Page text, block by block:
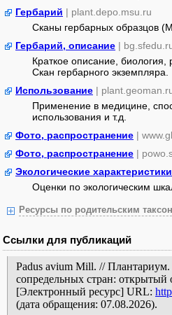
Гербарий | plant.depo.msu.ru
Сканы гербарных образцов
Гербарий, описание |
Краткое описание,
Скан гербарного экземпляра.
Использование |
Применение в медицине,
использования и т.д.
Фото, распространение |
Фото, распространение |
Экологические характеристики
Оценки по экологическим
Ресурсы по родительским
Ссылки для публикаций
Padus avium Mill. //
сопредельных стран: открытый
[Электронный ресурс] URL:
(дата обращения: 07.08.2026).